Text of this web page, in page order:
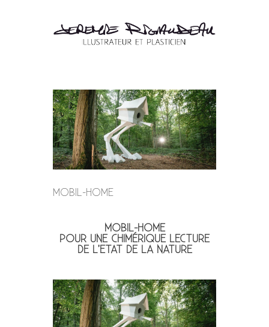
MOBIL-HOME
MOBIL-HOME
POUR UNE CHIMÉRIQUE LECTURE
DE L’ETAT DE LA NATURE